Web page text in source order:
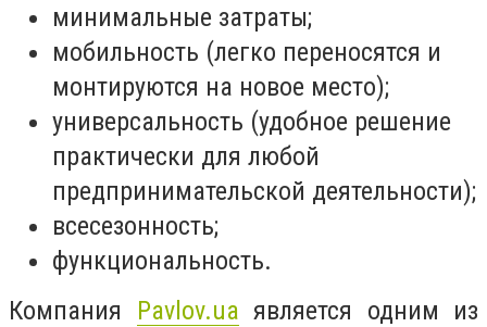
минимальные затраты;
мобильность (легко переносятся и
монтируются на новое место);
универсальность (удобное решение
практически для любой
предпринимательской деятельности);
всесезонность;
функциональность.
Компания Pavlov.ua является одним из